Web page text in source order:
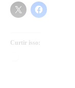
Curtir isso: